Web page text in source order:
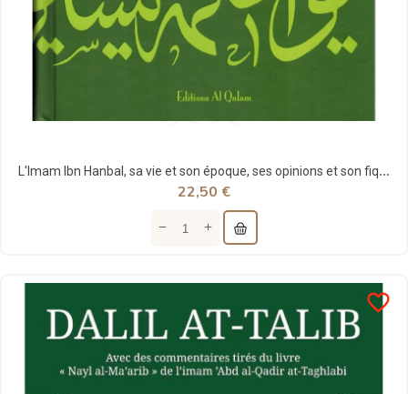
L'Imam Ibn Hanbal, sa vie et son époque, ses opinions et son fiqh - al Qalam
22,50 €
favorite_border